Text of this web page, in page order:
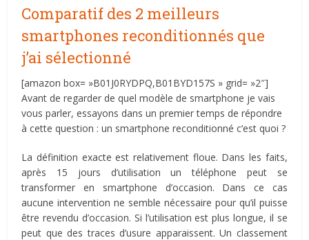
Comparatif des 2 meilleurs
smartphones reconditionnés que
j’ai sélectionné
[amazon box= »B01J0RYDPQ,B01BYD157S » grid= »2″]
Avant de regarder de quel modèle de smartphone je vais
vous parler, essayons dans un premier temps de répondre
à cette question : un smartphone reconditionné c‘est quoi ?
La définition exacte est relativement floue. Dans les faits,
après 15 jours d’utilisation un téléphone peut se
transformer en smartphone d’occasion. Dans ce cas
aucune intervention ne semble nécessaire pour qu’il puisse
être revendu d’occasion. Si l’utilisation est plus longue, il se
peut que des traces d’usure apparaissent. Un classement